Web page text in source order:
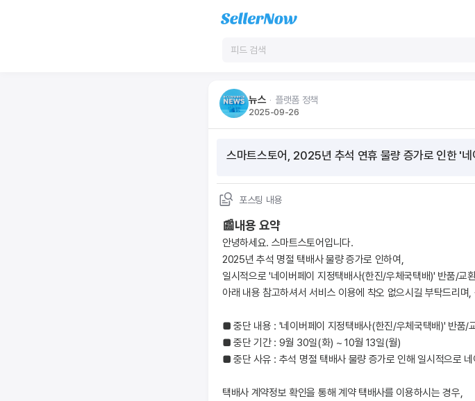
뉴스 ᆞ 플랫폼 정책
2025-09-26
포스팅 내용
📰내용 요약
안녕하세요. 스마트스토어입니다.
2025년 추석 명절 택배사 물량 증가로 인하여,
일시적으로 '네이버페이 지정택배사(한진/우체국택배)' 반품/교
아래 내용 참고하셔서 서비스 이용에 착오 없으시길 부탁드리며
■ 중단 내용 : '네이버페이 지정택배사(한진/우체국택배)' 반품/
■ 중단 기간 : 9월 30일(화) ~ 10월 13일(월)
■ 중단 사유 : 추석 명절 택배사 물량 증가로 인해 일시적으로
택배사 계약정보 확인을 통해 계약 택배사를 이용하시는 경우,